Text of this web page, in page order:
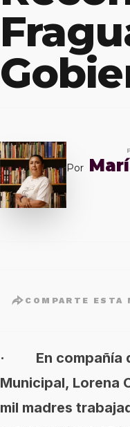
Por
COMPARTE ESTA
· En compañía
Municipal, Lorena
mil madres